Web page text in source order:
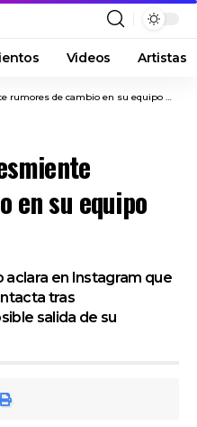
Videos Artistas
de cambio en su equipo musical
en su equipo
aclara en Instagram que
tras
salida de su